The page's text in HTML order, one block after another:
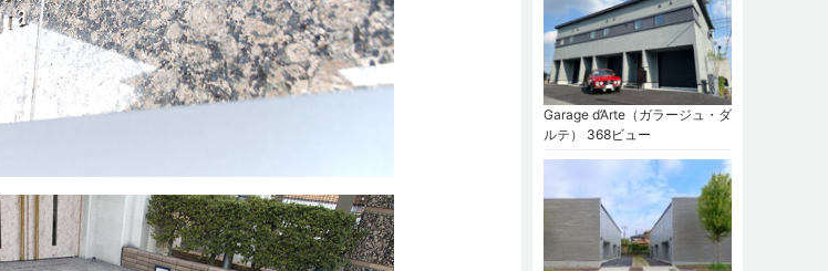
Garage d’Arte（ガラージュ・ダ
ルテ）
368ビュー